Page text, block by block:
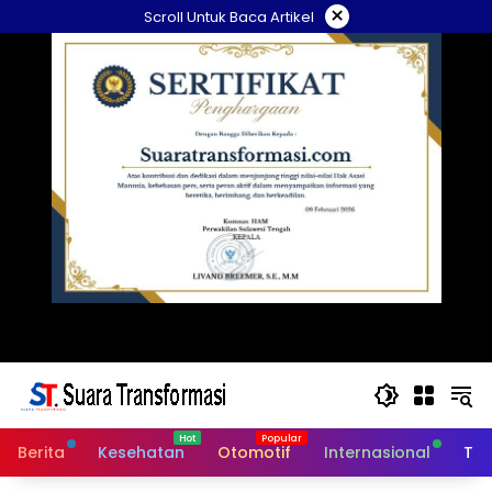
ke
Scroll Untuk Baca Artikel ×
Berita Kesehatan Otomotif Internasional